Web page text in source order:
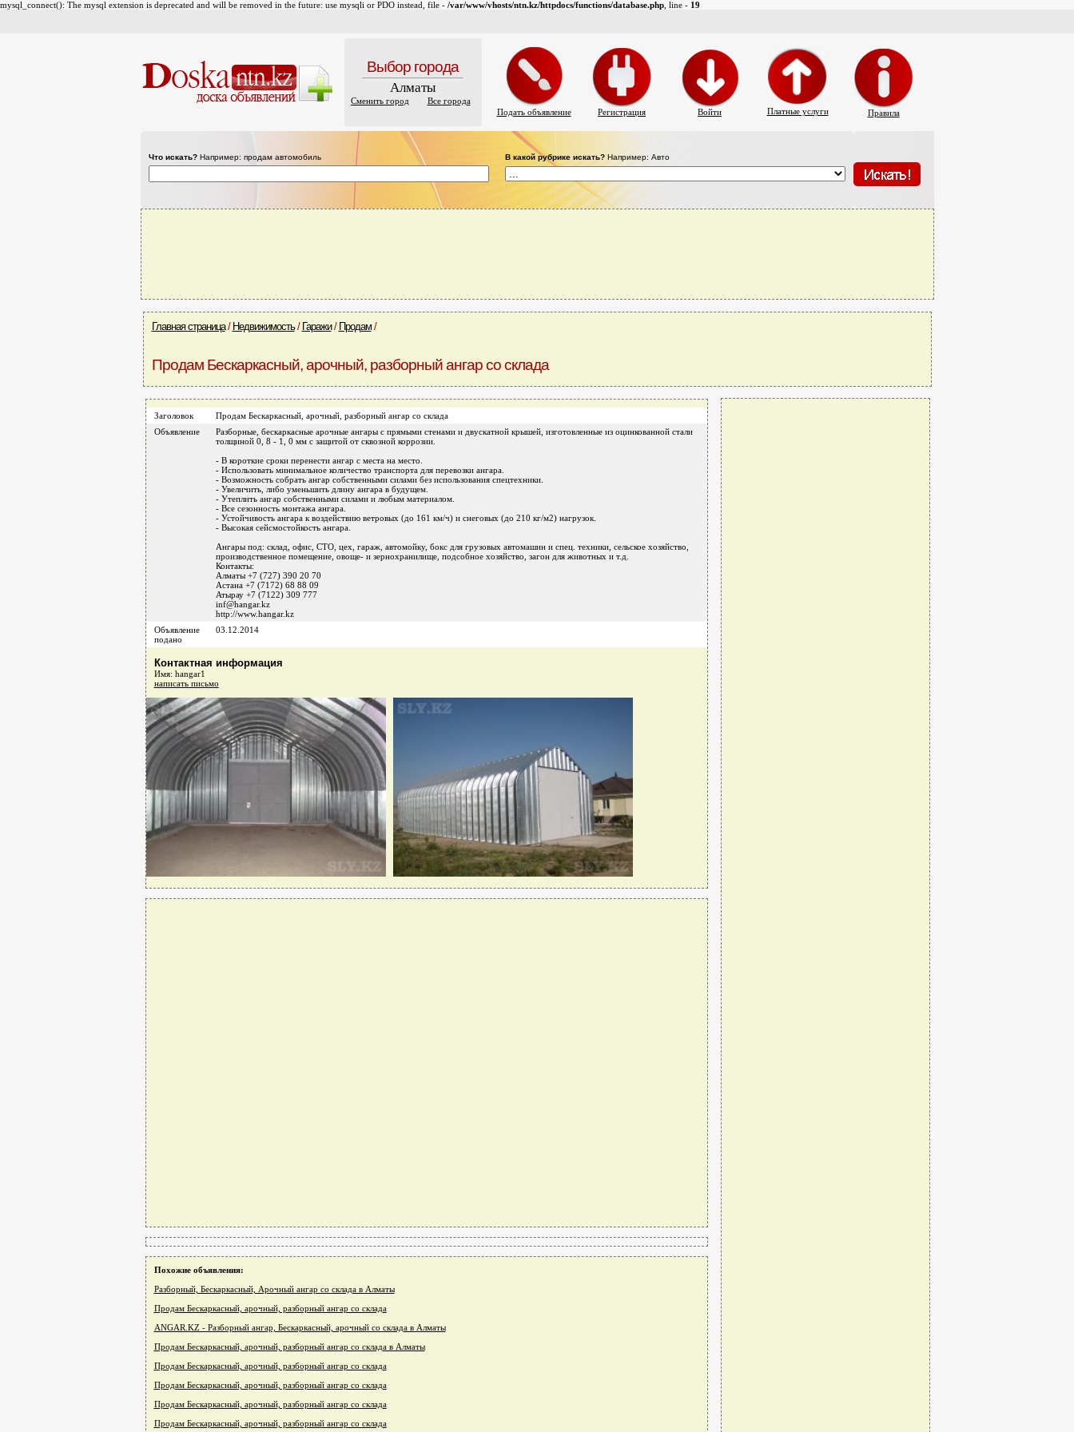
mysql_connect(): The mysql extension is deprecated and will be removed in the future: use mysqli or PDO instead, file - /var/www/vhosts/ntn.kz/httpdocs/functions/database.php , line - 19
Выбор города
Алматы
Сменить город
Все города
Подать объявление
Регистрация Войти Платные услуги Правила
Что искать?Например: продам автомобиль В какой рубрике искать?Например: Авто
Главная страница/ Недвижимость/ Гаражи/ Продам/
Продам Бескаркасный, арочный, разборный ангар со склада
Заголовок
Продам Бескаркасный, арочный, разборный ангар со склада
Объявление
Разборные, бескаркасные арочные ангары с прямыми стенами и двускатной крышей, изготовленные из оцинкованной стали
толщиной 0, 8 - 1, 0 мм с защитой от сквозной коррозии.
- В короткие сроки перенести ангар с места на место.
- Использовать минимальное количество транспорта для перевозки ангара.
- Возможность собрать ангар собственными силами без использования спецтехники.
- Увеличить, либо уменьшить длину ангара в будущем.
- Утеплить ангар собственными силами и любым материалом.
- Все сезонность монтажа ангара.
- Устойчивость ангара к воздействию ветровых (до 161 км/ч) и снеговых (до 210 кг/м2) нагрузок.
- Высокая сейсмостойкость ангара.
Ангары под: склад, офис, СТО, цех, гараж, автомойку, бокс для грузовых автомашин и спец. техники, сельское хозяйство,
производственное помещение, овоще- и зернохранилище, подсобное хозяйство, загон для животных и т.д.
Контакты:
Алматы +7 (727) 390 20 70
Астана +7 (7172) 68 88 09
Атырау +7 (7122) 309 777
inf@hangar.kz
http://www.hangar.kz
Объявление
подано
03.12.2014
Контактная информация
Имя: hangar1
написать письмо
Похожие объявления:
Разборный, Бескаркасный, Арочный ангар со склада в Алматы
Продам Бескаркасный, арочный, разборный ангар со склада
ANGAR.KZ - Разборный ангар, Бескаркасный, арочный со склада в Алматы
Продам Бескаркасный, арочный, разборный ангар со склада в Алматы
Продам Бескаркасный, арочный, разборный ангар со склада
Продам Бескаркасный, арочный, разборный ангар со склада
Продам Бескаркасный, арочный, разборный ангар со склада
Продам Бескаркасный, арочный, разборный ангар со склада